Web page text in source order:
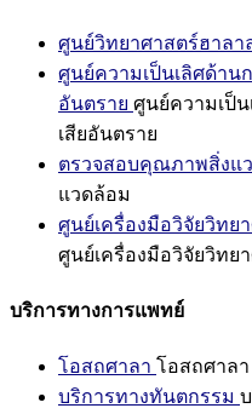
ศูนย์วิทยาศาสตร์ฮาลา
ศูนย์ความเป็นเลิศด้าน
อันตราย ศูนย์ความเป็
เสียอันตราย
ตรวจสอบคุณภาพสิ่งแ
แวดล้อม
ศูนย์เครื่องมือวิจัยวิทย
ศูนย์เครื่องมือวิจัยวิทย
บริการทางการแพทย์
โอสถศาลา โอสถศาลา
บริการทางทันตกรรม